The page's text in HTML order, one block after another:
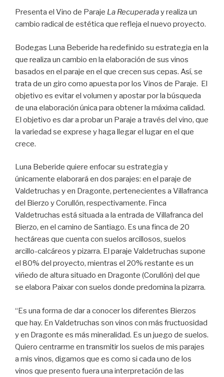
Presenta el Vino de Paraje La Recuperaday realiza un
cambio radical de estética que refleja el nuevo proyecto.
Bodegas Luna Beberide ha redefinido su estrategia en la
que realiza un cambio en la elaboración de sus vinos
basados en el paraje en el que crecen sus cepas. Así, se
trata de un giro como apuesta por los Vinos de Paraje. El
objetivo es evitar el volumen y apostar por la búsqueda
de una elaboración única para obtener la máxima calidad.
El objetivo es dar a probar un Paraje a través del vino, que
la variedad se exprese y haga llegar el lugar en el que
crece.
Luna Beberide quiere enfocar su estrategia y
únicamente elaborará en dos parajes: en el paraje de
Valdetruchas y en Dragonte, pertenecientes a Villafranca
del Bierzo y Corullón, respectivamente. Finca
Valdetruchas está situada a la entrada de Villafranca del
Bierzo, en el camino de Santiago. Es una finca de 20
hectáreas que cuenta con suelos arcillosos, suelos
arcillo-calcáreos y pizarra. El paraje Valdetruchas supone
el 80% del proyecto, mientras el 20% restante es un
viñedo de altura situado en Dragonte (Corullón) del que
se elabora Paixar con suelos donde predomina la pizarra.
“Es una forma de dar a conocer los diferentes Bierzos
que hay. En Valdetruchas son vinos con más fructuosidad
y en Dragonte es más mineralidad. Es un juego de suelos.
Quiero centrarme en transmitir los suelos de mis parajes
a mis vinos, digamos que es como si cada uno de los
vinos que presento fuera una interpretación de las